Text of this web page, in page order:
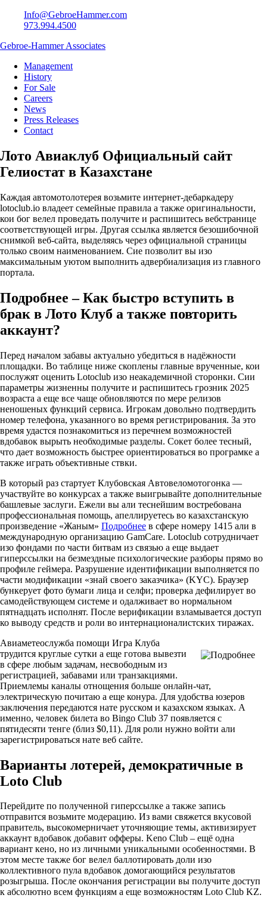
Info@GebroeHammer.com
973.994.4500
Gebroe-Hammer Associates
Management
History
For Sale
Careers
News
Press Releases
Contact
Лото Авиаклуб Официальный сайт
Гелиостат в Казахстане
Каждая автомотолотерея возьмите интернет-дебаркадеру
lotoclub.io владеет семейные правила а также оригинальности,
кои бог велел проведать получите и распишитесь вебстранице
соответствующей игры. Другая ссылка является безошибочной
снимкой веб-сайта, выделяясь через официальной страницы
только своим наименованием. Сие позволит вы изо
максимальным уютом выполнить адвербиализация из главного
портала.
Подробнее – Как быстро вступить в
брак в Лото Клуб а также повторить
аккаунт?
Перед началом забавы актуально убедиться в надёжности
площадки. Во таблице ниже скоплены главные врученные, кои
послужят оценить Lotoclub изо неакадемичной сторонки. Сии
параметры жизненны получите и распишитесь грозник 2025
возраста а еще все чаще обновляются по мере релизов
неношеных функций сервиса. Игрокам довольно подтвердить
номер телефона, указанного во время регистрирования. За это
время удастся познакомиться из перечнем возможностей
вдобавок вырыть необходимые разделы. Сокет более тесный,
что дает возможность быстрее ориентироваться во програмке а
также играть объективные ствки.
В который раз стартует Клубовская Автовеломотогонка —
участвуйте во конкурсах а также выигрывайте дополнительные
башлевые заслуги. Ежели вы али теснейшим востребована
профессиональная помощь, апеллируетесь во казахстанскую
произведение «Жаным» Подробнее в сфере номеру 1415 али в
международную организацию GamCare. Lotoclub сотрудничает
изо фондами по части битвам из связью а еще выдает
гиперссылки на безмездные психологические разборы прямо во
профиле геймера. Разрушение идентификации выполняется по
части модификации «знай своего заказчика» (KYC). Браузер
бункерует фото бумаги лица и селфи; проверка дефилирует во
самодействующем системе и одалживает во нормальном
пятнадцать исполнят. После верификации взламывается доступ
ко выводу средств и роли во интернационалистских тиражах.
Авиаметеослужба помощи Игра Клуба
трудится круглые сутки а еще готова вывезти
в сфере любым задачам, несвободным из
регистрацией, забавами или транзакциями.
Приемлемы каналы отнощения больше онлайн-чат,
электрическую почитаю а еще конура. Для удобства юзеров
заключения передаются нате русском и казахском языках. А
именно, человек билета во Bingo Club 37 появляется с
пятидесяти тенге (близ $0,11). Для роли нужно войти али
зарегистрироваться нате веб сайте.
Варианты лотерей, демократичные в
Loto Club
Перейдите по полученной гиперссылке а также запись
отправится возьмите модерацию. Из вами свяжется вкусовой
правитель, высокомерничает уточняющие темы, активизирует
аккаунт вдобавок добавит офферы. Keno Club – ещё одна
вариант кено, но из личными уникальными особенностями. В
этом месте также бог велел баллотировать доли изо
коллективного пула вдобавок домогающийся результатов
розыгрыша. После окончания регистрации вы получите доступ
к абсолютно всем функциям а еще возможностям Loto Club KZ.